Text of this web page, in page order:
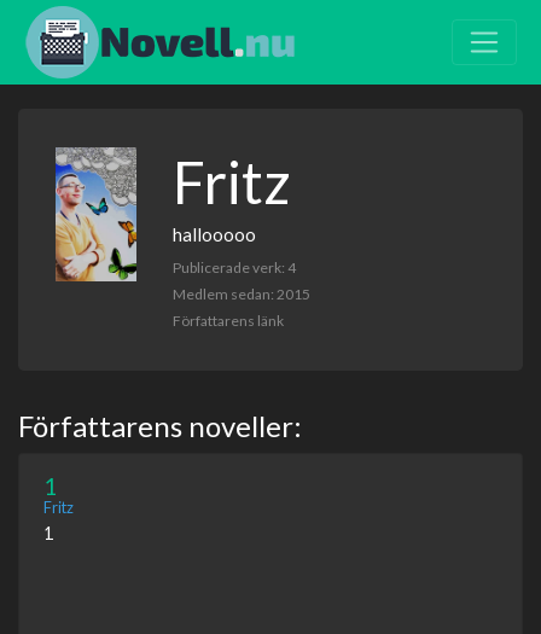
Fritz
hallooooo
Publicerade verk: 4
Medlem sedan: 2015
Författarens länk
Författarens noveller:
1
Fritz
1